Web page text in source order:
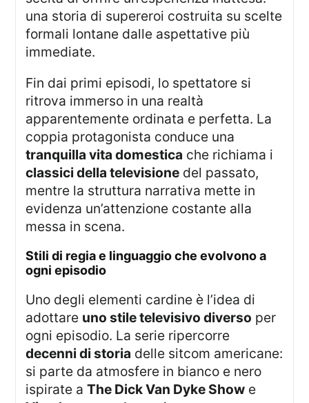
una storia di supereroi costruita su scelte
formali lontane dalle aspettative più
immediate.
Fin dai primi episodi, lo spettatore si
ritrova immerso in una realtà
apparentemente ordinata e perfetta. La
coppia protagonista conduce una
tranquilla vita domestica che richiama i
classici della televisione del passato,
mentre la struttura narrativa mette in
evidenza un’attenzione costante alla
messa in scena.
stili di regia e linguaggio che evolvono a
ogni episodio
Uno degli elementi cardine è l’idea di
adottare uno stile televisivo diverso per
ogni episodio. La serie ripercorre
decenni di storia delle sitcom americane:
si parte da atmosfere in bianco e nero
ispirate aThe Dick Van Dyke Show e